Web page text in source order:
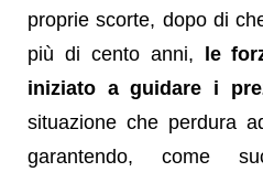
proprie scorte, dopo di
più di cento anni, le
iniziato a guidare i
situazione che perdura
garantendo, come